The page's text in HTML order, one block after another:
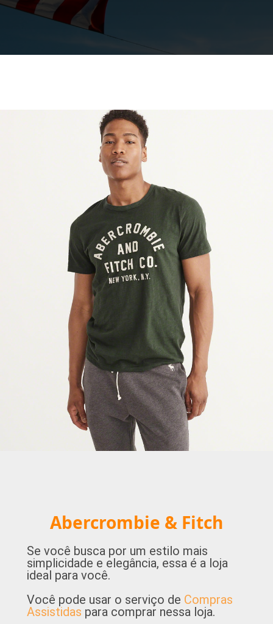
Abercrombie & Fitch
Se você busca por um estilo mais
simplicidade e elegância, essa é a loja
ideal para você.
Você pode usar o serviço de Compras
Assistidas para comprar nessa loja.